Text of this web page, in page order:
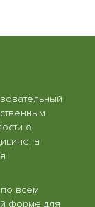
о
а
всем
форме для